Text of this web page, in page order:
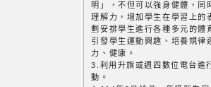
明」，不但可以強身健體，同
理解力，增加學生在學習上的
劃安排學生進行各種多元的體
引發學生運動興趣、培養規律
力、健康。
3.利用升旗或週四數位電台進
動。